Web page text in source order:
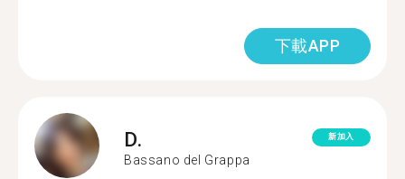
下載APP
D.
Bassano del Grappa
新加入